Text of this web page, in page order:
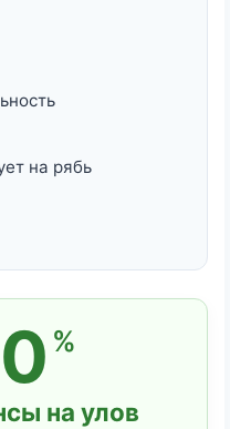
на рябь
%
на улов